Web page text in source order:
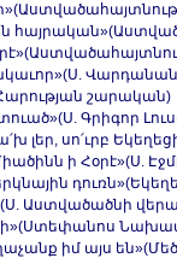
Հարության շարական)
Գրիգոր
լեր, սո՛ւրբ
ի Հօրէ»(Ս.
Աստվածածնի
իմ այս